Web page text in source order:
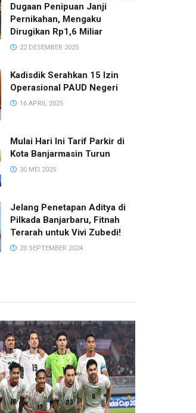
Dugaan Penipuan Janji
Pernikahan, Mengaku
Dirugikan Rp1,6 Miliar
22 DESEMBER 2025
Kadisdik Serahkan 15 Izin
Operasional PAUD Negeri
16 APRIL 2025
Mulai Hari Ini Tarif Parkir di
Kota Banjarmasin Turun
30 MEI 2025
Jelang Penetapan Aditya di
Pilkada Banjarbaru, Fitnah
Terarah untuk Vivi Zubedi!
20 SEPTEMBER 2024